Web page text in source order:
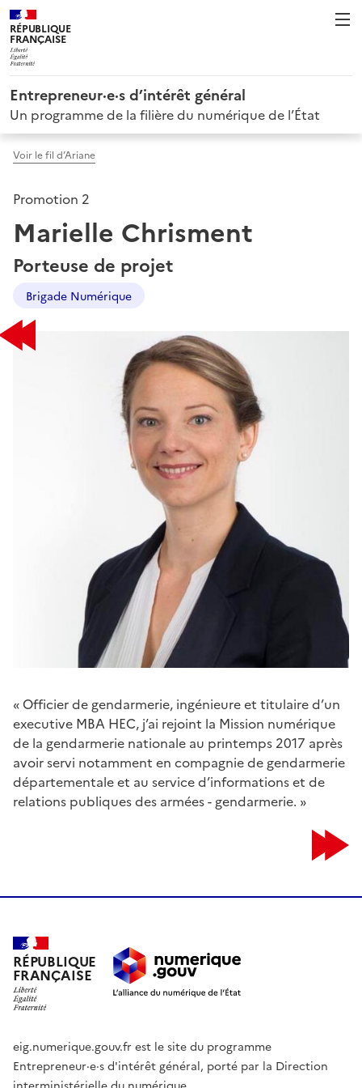
RÉPUBLIQUE
FRANÇAISE
Entrepreneur·e·s d’intérêt général
Un programme de la filière du numérique de l’État
Voir le fil d’Ariane
Promotion 2
Marielle Chrisment
Porteuse de projet
Brigade Numérique
« Officier de gendarmerie, ingénieure et titulaire d’un
executive MBA HEC, j’ai rejoint la Mission numérique
de la gendarmerie nationale au printemps 2017 après
avoir servi notamment en compagnie de gendarmerie
départementale et au service d’informations et de
relations publiques des armées - gendarmerie. »
RÉPUBLIQUE
FRANÇAISE
eig.numerique.gouv.fr est le site du programme
Entrepreneur·e·s d'intérêt général, porté par la Direction